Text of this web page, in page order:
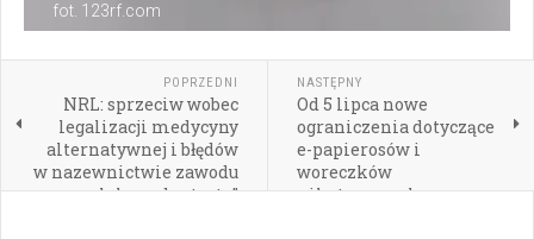
fot. 123rf.com
POPRZEDNI
NRL: sprzeciw wobec
legalizacji medycyny
alternatywnej i błędów
w nazewnictwie zawodu
„lekarz dentysta”
NASTĘPNY
Od 5 lipca nowe
ograniczenia dotyczące
e-papierosów i
woreczków
nikotynowych